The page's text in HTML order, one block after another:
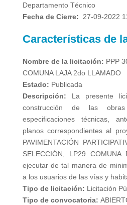
Departamento Técnico
Fecha de Cierre:
27-09-2022
Características de
Nombre de la licitación: PPP
COMUNA LAJA 2do LLAMADO
Estado: Publicada
Descripción: La presente
construcción de las
especificaciones técnicas,
planos correspondientes al
PAVIMENTACIÓN
SELECCIÓN, LP29 COMUNA
ejecutar de tal manera de
a los usuarios de las vías y
Tipo de licitación: Licitación
Tipo de convocatoria: